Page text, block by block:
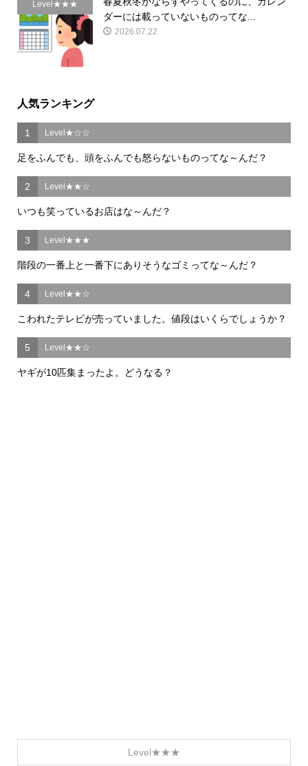
Level★★★
ダーには載っていないものってな...
2026.07.22
人気ランキング
1 Level★☆☆
足をふんでも、頭をふんでも怒らないものってな～んだ？
2 Level★★☆
いつも笑っているお店はな～んだ？
3 Level★★★
階段の一番上と一番下にありそうなゴミってな～んだ？
4 Level★★☆
こわれたテレビが売っていました。値段はいくらでしょうか？
5 Level★★☆
ヤギが10匹集まったよ。どうなる？
Level★★★